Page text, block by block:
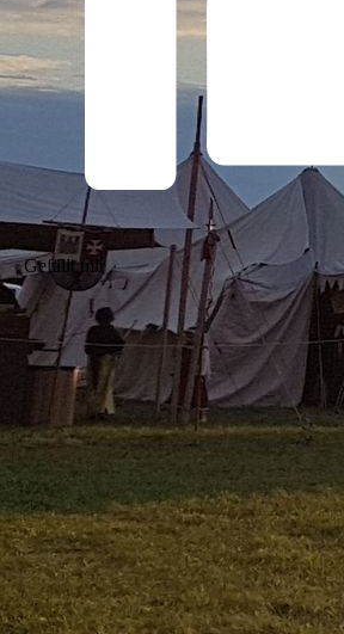
Gefällt mir